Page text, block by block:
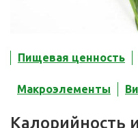
Пищевая ценность
Макроэлементы
Калорийность